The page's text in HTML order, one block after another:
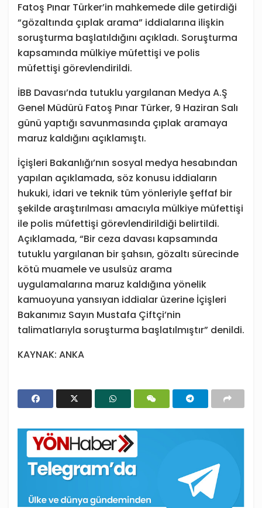
Fatoş Pınar Türker’in mahkemede dile getirdiği
“gözaltında çıplak arama” iddialarına ilişkin
soruşturma başlatıldığını açıkladı. Soruşturma
kapsamında mülkiye müfettişi ve polis
müfettişi görevlendirildi.
İBB Davası’nda tutuklu yargılanan Medya A.Ş
Genel Müdürü Fatoş Pınar Türker, 9 Haziran Salı
günü yaptığı savunmasında çıplak aramaya
maruz kaldığını açıklamıştı.
İçişleri Bakanlığı’nın sosyal medya hesabından
yapılan açıklamada, söz konusu iddiaların
hukuki, idari ve teknik tüm yönleriyle şeffaf bir
şekilde araştırılması amacıyla mülkiye müfettişi
ile polis müfettişi görevlendirildiği belirtildi.
Açıklamada, “Bir ceza davası kapsamında
tutuklu yargılanan bir şahsın, gözaltı sürecinde
kötü muamele ve usulsüz arama
uygulamalarına maruz kaldığına yönelik
kamuoyuna yansıyan iddialar üzerine İçişleri
Bakanımız Sayın Mustafa Çiftçi’nin
talimatlarıyla soruşturma başlatılmıştır” denildi.
KAYNAK: ANKA